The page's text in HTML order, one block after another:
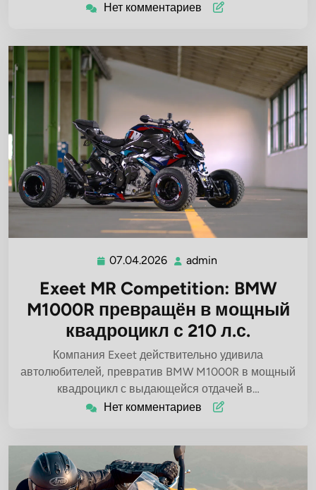
Нет комментариев
07.04.2026 07.04.2026
admin
Exeet MR Competition: BMW
M1000R превращён в мощный
квадроцикл с 210 л.с.
Компания Exeet действительно удивила
автолюбителей, превратив BMW M1000R в мощный
квадроцикл с выдающейся отдачей в…
Нет комментариев